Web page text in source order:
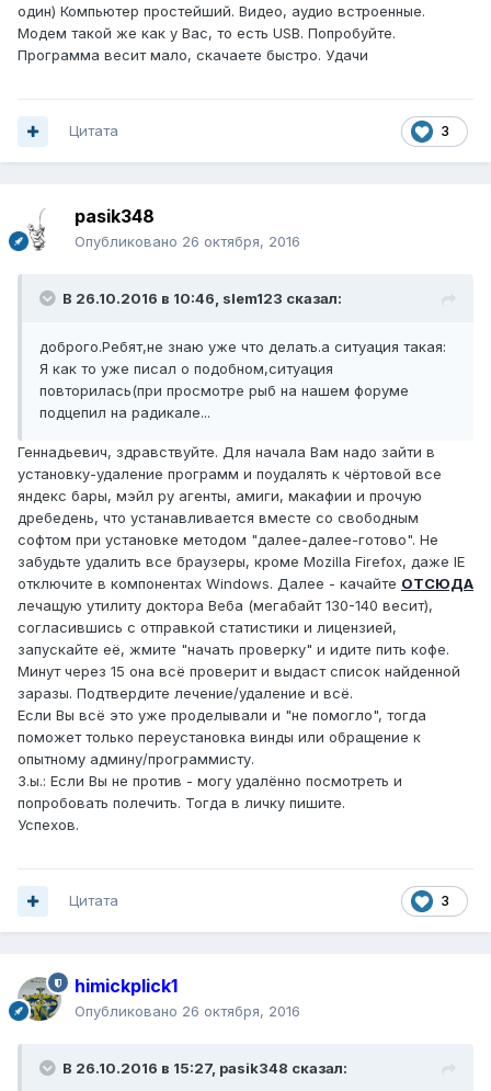
один) Компьютер простейший. Видео, аудио встроенные.
Модем такой же как у Вас, то есть USB. Попробуйте.
Программа весит мало, скачаете быстро. Удачи
3
Цитата
pasik348
Опубликовано 26 октября, 2016
В 26.10.2016 в 10:46, slem123 сказал:
доброго.Ребят,не знаю уже что делать.а ситуация такая:
Я как то уже писал о подобном,ситуация
повторилась(при просмотре рыб на нашем форуме
подцепил на радикале...
Геннадьевич, здравствуйте. Для начала Вам надо зайти в
установку-удаление программ и поудалять к чёртовой все
яндекс бары, мэйл ру агенты, амиги, макафии и прочую
дребедень, что устанавливается вместе со свободным
софтом при установке методом "далее-далее-готово". Не
забудьте удалить все браузеры, кроме Mozilla Firefox, даже IE
отключите в компонентах Windows. Далее - качайте ОТСЮДА
лечащую утилиту доктора Веба (мегабайт 130-140 весит),
согласившись с отправкой статистики и лицензией,
запускайте её, жмите "начать проверку" и идите пить кофе.
Минут через 15 она всё проверит и выдаст список найденной
заразы. Подтвердите лечение/удаление и всё.
Если Вы всё это уже проделывали и "не помогло", тогда
поможет только переустановка винды или обращение к
опытному админу/программисту.
З.ы.: Если Вы не против - могу удалённо посмотреть и
попробовать полечить. Тогда в личку пишите.
Успехов.
3
Цитата
himickplick1
Опубликовано 26 октября, 2016
В 26.10.2016 в 15:27, pasik348 сказал: